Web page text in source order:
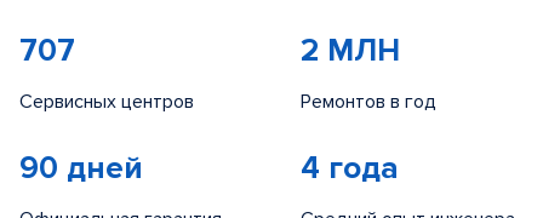
707
Сервисных центров
2 МЛН
Ремонтов в год
90 дней 4 года